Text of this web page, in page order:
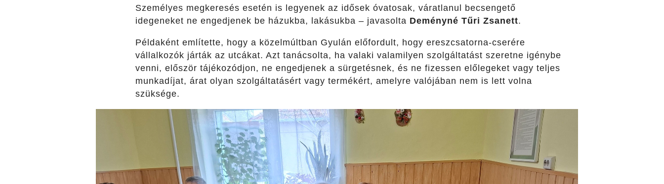
Személyes megkeresés esetén is legyenek az idősek óvatosak, váratlanul becsengető
idegeneket ne engedjenek be házukba, lakásukba – javasolta Deményné Tűri Zsanett.
Példaként említette, hogy a közelmúltban Gyulán előfordult, hogy ereszcsatorna-cserére
vállalkozók járták az utcákat. Azt tanácsolta, ha valaki valamilyen szolgáltatást szeretne igénybe
venni, először tájékozódjon, ne engedjenek a sürgetésnek, és ne fizessen előlegeket vagy teljes
munkadíjat, árat olyan szolgáltatásért vagy termékért, amelyre valójában nem is lett volna
szüksége.